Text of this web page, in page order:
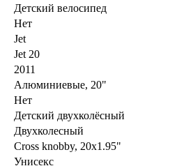
Детский велосипед
Нет
Jet
Jet 20
2011
Алюминиевые, 20"
Нет
Детский двухколёсный
Двухколесный
Cross knobby, 20x1.95"
Унисекс